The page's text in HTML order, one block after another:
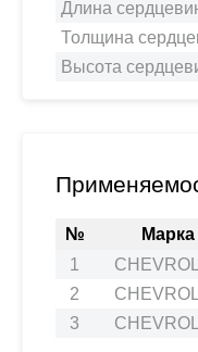
Длина
Толщина
Высота
№ Марка
1
2
3